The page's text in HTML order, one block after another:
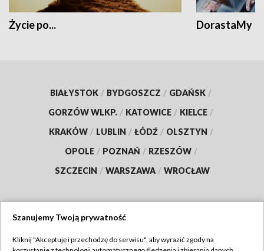
Życie po... DorastaMy
BIAŁYSTOK / BYDGOSZCZ / GDAŃSK /
GORZÓW WLKP. / KATOWICE / KIELCE /
KRAKÓW / LUBLIN / ŁÓDŹ / OLSZTYN /
OPOLE / POZNAŃ / RZESZÓW /
SZCZECIN / WARSZAWA / WROCŁAW
Szanujemy Twoją prywatność
Kliknij "Akceptuję i przechodzę do serwisu", aby wyrazić zgody na